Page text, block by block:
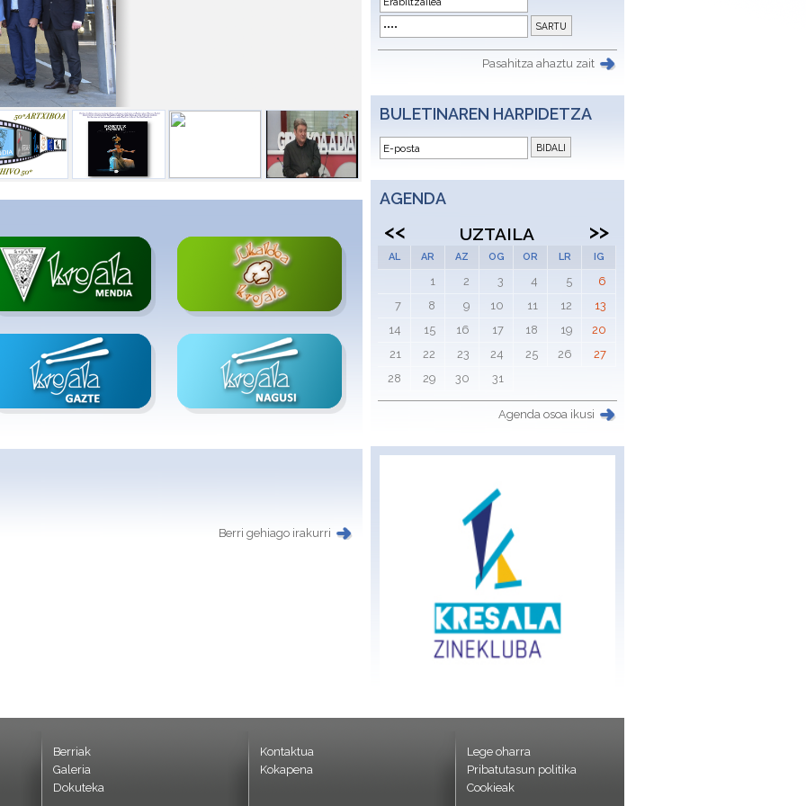
Pasahitza ahaztu zait
BULETINAREN HARPIDETZA
AGENDA
<< UZTAILA >>
AL AR AZ OG OR LR IG
1 2 3 4 5
6
7
8 9 10 11 12
13
14
15 16 17 18 19
20
21
22 23 24 25 26
27
28
29 30 31
Agenda osoa ikusi
Berri gehiago irakurri
Lege oharra
Pribatutasun politika
Cookieak
Kontaktua
Kokapena
Berriak
Galeria
Dokuteka